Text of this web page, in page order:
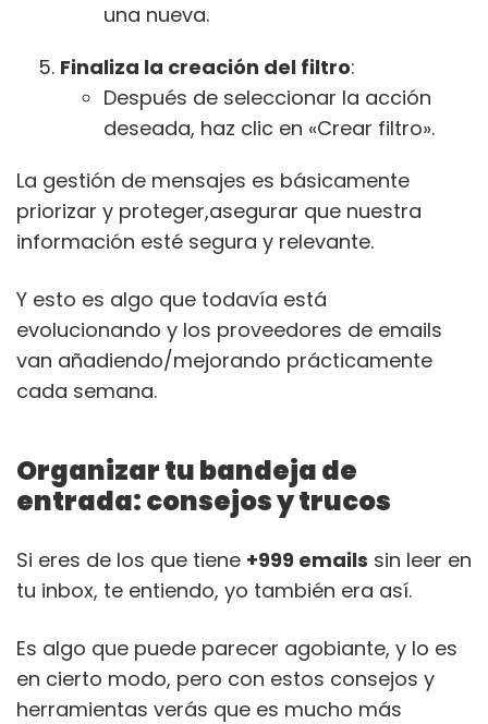
una nueva.
Finaliza la creación del filtro:
Después de seleccionar la acción
deseada, haz clic en «Crear filtro».
La gestión de mensajes es básicamente
priorizar y proteger,asegurar que nuestra
información esté segura y relevante.
Y esto es algo que todavía está
evolucionando y los proveedores de emails
van añadiendo/mejorando prácticamente
cada semana.
Organizar tu bandeja de
entrada: consejos y trucos
Si eres de los que tiene +999 emails sin leer en
tu inbox, te entiendo, yo también era así.
Es algo que puede parecer agobiante, y lo es
en cierto modo, pero con estos consejos y
herramientas verás que es mucho más